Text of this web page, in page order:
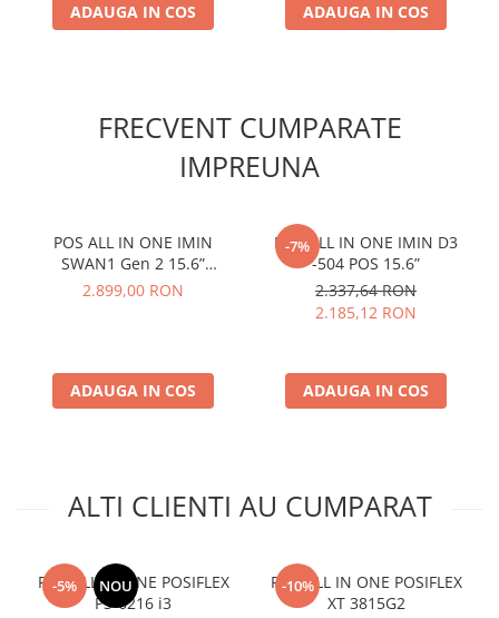
ADAUGA IN COS ADAUGA IN COS
FRECVENT CUMPARATE
IMPREUNA
POS ALL IN ONE IMIN
SWAN1 Gen 2 15.6”
(4+64Gb)
2.899,00 RON
ADAUGA IN COS
-7%
POS ALL IN ONE IMIN D3
-504 POS 15.6”
2.337,64 RON
2.185,12 RON
ADAUGA IN COS
ALTI CLIENTI AU CUMPARAT
-5% NOU
POS ALL IN ONE POSIFLEX
PS-6216 i3
-10%
POS ALL IN ONE POSIFLEX
XT 3815G2